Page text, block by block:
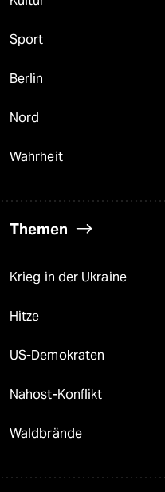
Sport
Berlin
Nord
Wahrheit
Themen
Krieg in der Ukraine
Hitze
US-Demokraten
Nahost-Konflikt
Waldbrände